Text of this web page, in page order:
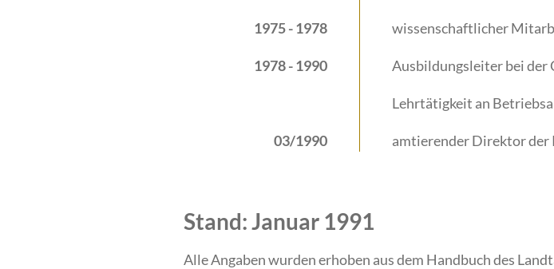
1975 - 1978 wissenschaftlicher
1978 - 1990 Ausbildungsleiter bei der
Lehrtätigkeit an
03/1990 amtierender Direktor der
Stand: Januar 1991
Alle Angaben wurden erhoben aus dem Handbuch des